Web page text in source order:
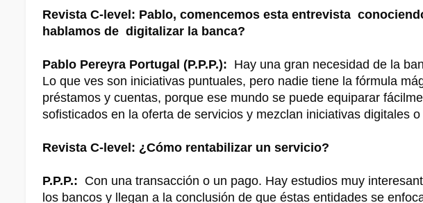
Revista C-level: Pablo, comencemos esta entrevista
hablamos de digitalizar la banca?
Pablo Pereyra Portugal (P.P.P.): Hay una gran necesidad de la
Lo que ves son iniciativas puntuales, pero nadie tiene la fórmula
préstamos y cuentas, porque ese mundo se puede equiparar
sofisticados en la oferta de servicios y mezclan iniciativas digitales
Revista C-level: ¿Cómo rentabilizar un servicio?
P.P.P.: Con una transacción o un pago. Hay estudios muy
los bancos y llegan a la conclusión de que éstas entidades se